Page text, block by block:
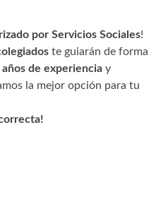
por Servicios Sociales!
te guiarán de forma
años de experiencia y
la mejor opción para tu